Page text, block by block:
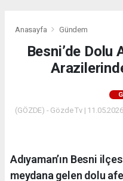
Anasayfa Gündem
Besni’de Dolu
(GÖZDE) - Gözde Tv |
Adıyaman’ın Besni
meydana gelen dolu